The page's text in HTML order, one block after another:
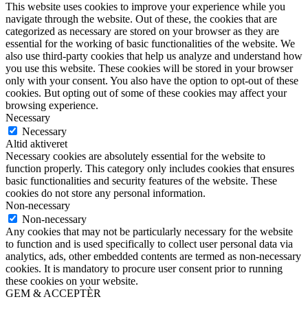
This website uses cookies to improve your experience while you
navigate through the website. Out of these, the cookies that are
categorized as necessary are stored on your browser as they are
essential for the working of basic functionalities of the website. We
also use third-party cookies that help us analyze and understand how
you use this website. These cookies will be stored in your browser
only with your consent. You also have the option to opt-out of these
cookies. But opting out of some of these cookies may affect your
browsing experience.
Necessary
Necessary
Altid aktiveret
Necessary cookies are absolutely essential for the website to
function properly. This category only includes cookies that ensures
basic functionalities and security features of the website. These
cookies do not store any personal information.
Non-necessary
Non-necessary
Any cookies that may not be particularly necessary for the website
to function and is used specifically to collect user personal data via
analytics, ads, other embedded contents are termed as non-necessary
cookies. It is mandatory to procure user consent prior to running
these cookies on your website.
GEM & ACCEPTÈR